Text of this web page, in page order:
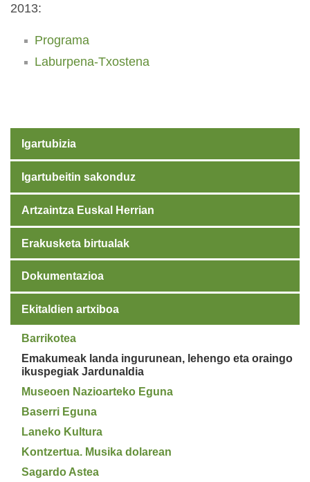
2013:
Programa
Laburpena-Txostena
Igartubizia
Igartubeitin sakonduz
Artzaintza Euskal Herrian
Erakusketa birtualak
Dokumentazioa
Ekitaldien artxiboa
Barrikotea
Emakumeak landa ingurunean, lehengo eta oraingo
ikuspegiak Jardunaldia
Museoen Nazioarteko Eguna
Baserri Eguna
Laneko Kultura
Kontzertua. Musika dolarean
Sagardo Astea